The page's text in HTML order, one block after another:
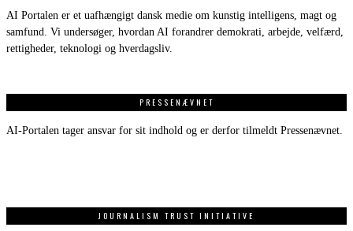
AI Portalen er et uafhængigt dansk medie om kunstig intelligens, magt og
samfund. Vi undersøger, hvordan AI forandrer demokrati, arbejde, velfærd,
rettigheder, teknologi og hverdagsliv.
PRESSENÆVNET
AI-Portalen tager ansvar for sit indhold og er derfor tilmeldt Pressenævnet.
JOURNALISM TRUST INITIATIVE